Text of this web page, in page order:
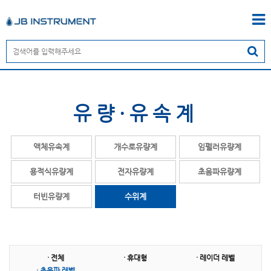
유량·유속계
액체유속계 개수로유량계 임펠러유량계
용적식유량계 전자유량계 초음파유량계
터빈유량계 수위계
· 전체 · 휴대형
· 레이더 레벨